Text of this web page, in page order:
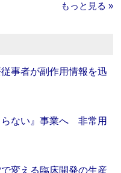
もっと見る »
事者が副作用情報を迅
らない』事業へ 非常用
変える臨床開発の生産